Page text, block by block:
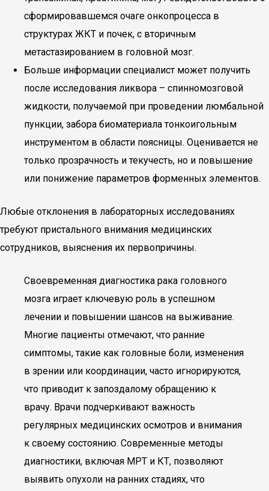
сформировавшемся очаге онкопроцесса в
структурах ЖКТ и почек, с вторичным
метастазированием в головной мозг.
Больше информации специалист может получить
после исследования ликвора – спинномозговой
жидкости, получаемой при проведении люмбальной
пункции, забора биоматериала тонкоигольным
инструментом в области поясницы. Оценивается не
только прозрачность и текучесть, но и повышение
или понижение параметров форменных элементов.
Любые отклонения в лабораторных исследованиях
требуют пристального внимания медицинских
сотрудников, выяснения их первопричины.
Своевременная диагностика рака головного
мозга играет ключевую роль в успешном
лечении и повышении шансов на выживание.
Многие пациенты отмечают, что ранние
симптомы, такие как головные боли, изменения
в зрении или координации, часто игнорируются,
что приводит к запоздалому обращению к
врачу. Врачи подчеркивают важность
регулярных медицинских осмотров и внимания
к своему состоянию. Современные методы
диагностики, включая МРТ и КТ, позволяют
выявить опухоли на ранних стадиях, что